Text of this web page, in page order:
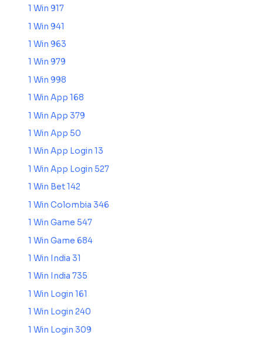
1 Win 917
1 Win 941
1 Win 963
1 Win 979
1 Win 998
1 Win App 168
1 Win App 379
1 Win App 50
1 Win App Login 13
1 Win App Login 527
1 Win Bet 142
1 Win Colombia 346
1 Win Game 547
1 Win Game 684
1 Win India 31
1 Win India 735
1 Win Login 161
1 Win Login 240
1 Win Login 309